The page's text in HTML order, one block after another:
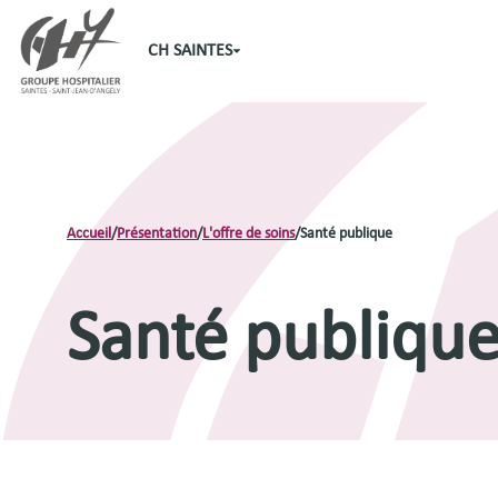
CH SAINTES
Accueil /Présentation/L'offre de soins/Santé publique
Santé